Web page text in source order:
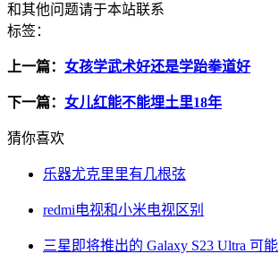
和其他问题请于本站联系
标签：
上一篇： 女孩学武术好还是学跆拳道好
下一篇： 女儿红能不能埋土里18年
猜你喜欢
乐器尤克里里有几根弦
redmi电视和小米电视区别
三星即将推出的 Galaxy S23 Ultra 可能